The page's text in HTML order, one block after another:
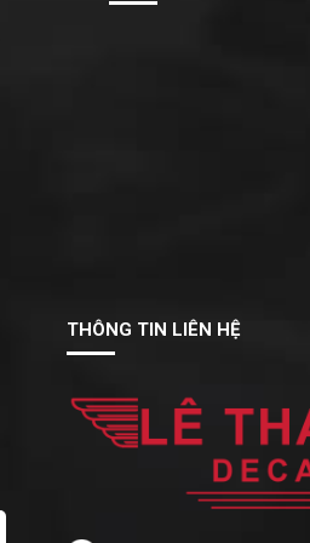
THÔNG TIN LIÊN HỆ